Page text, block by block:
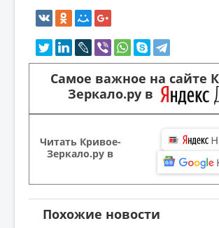
Самое важное на сайте
Зеркало.ру в
Читать Кривое-
Зеркало.ру в
Похожие новости